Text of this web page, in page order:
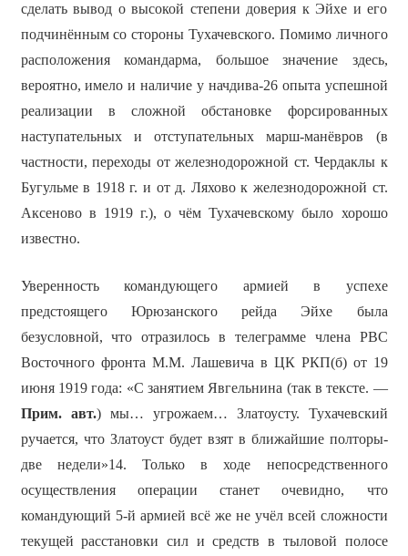
сделать вывод о высокой степени доверия к Эйхе и его
подчинённым со стороны Тухачевского. Помимо личного
расположения командарма, большое значение здесь,
вероятно, имело и наличие у начдива-26 опыта успешной
реализации в сложной обстановке форсированных
наступательных и отступательных марш-манёвров (в
частности, переходы от железнодорожной ст. Чердаклы к
Бугульме в 1918 г. и от д. Ляхово к железнодорожной ст.
Аксеново в 1919 г.), о чём Тухачевскому было хорошо
известно.
Уверенность командующего армией в успехе
предстоящего Юрюзанского рейда Эйхе была
безусловной, что отразилось в телеграмме члена РВС
Восточного фронта М.М. Лашевича в ЦК РКП(б) от 19
июня 1919 года: «С занятием Явгельнина (так в тексте. —
Прим. авт.) мы… угрожаем… Златоусту. Тухачевский
ручается, что Златоуст будет взят в ближайшие полторы-
две недели»14. Только в ходе непосредственного
осуществления операции станет очевидно, что
командующий 5-й армией всё же не учёл всей сложности
текущей расстановки сил и средств в тыловой полосе